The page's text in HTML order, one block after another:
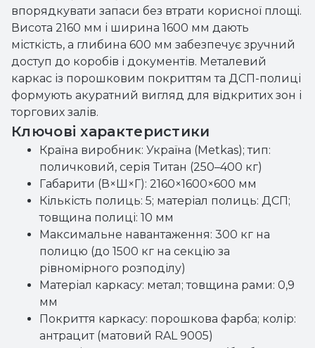
впорядкувати запаси без втрати корисної площі.
Висота 2160 мм і ширина 1600 мм дають
місткість, а глибина 600 мм забезпечує зручний
доступ до коробів і документів. Металевий
каркас із порошковим покриттям та ДСП-полиці
формують акуратний вигляд для відкритих зон і
торгових залів.
Ключові характеристики
Країна виробник: Україна (Metkas); тип:
поличковий, серія Титан (250–400 кг)
Габарити (В×Ш×Г): 2160×1600×600 мм
Кількість полиць: 5; матеріал полиць: ДСП;
товщина полиці: 10 мм
Максимальне навантаження: 300 кг на
полицю (до 1500 кг на секцію за
рівномірного розподілу)
Матеріал каркасу: метал; товщина рами: 0,9
мм
Покриття каркасу: порошкова фарба; колір:
антрацит (матовий RAL 9005)